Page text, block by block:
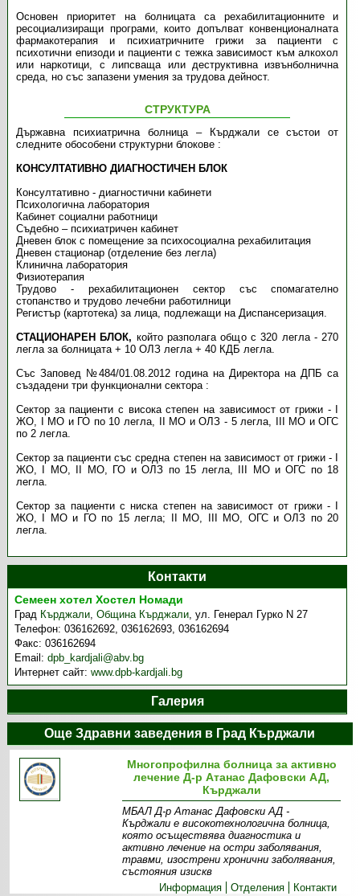
Основен приоритет на болницата са рехабилитационните и
ресоциализиращи програми, които допълват конвенционалната
фармакотерапия и психиатричните грижи за пациенти с
психотични епизоди и пациенти с тежка зависимост към алкохол
или наркотици, с липсваща или деструктивна извънболнична
среда, но със запазени умения за трудова дейност.
СТРУКТУРА
Държавна психиатрична болница – Кърджали се състои от
следните обособени структурни блокове :
КОНСУЛТАТИВНО ДИАГНОСТИЧЕН БЛОК
Консултативно - диагностични кабинети
Психологична лаборатория
Кабинет социални работници
Съдебно – психиатричен кабинет
Дневен блок с помещение за психосоциална рехабилитация
Дневен стационар (отделение без легла)
Клинична лаборатория
Физиотерапия
Трудово - рехабилитационен сектор със спомагателно
стопанство и трудово лечебни работилници
Регистър (картотека) за лица, подлежащи на Диспансеризация.
СТАЦИОНАРЕН БЛОК, който разполага общо с 320 легла - 270
легла за болницата + 10 ОЛЗ легла + 40 КДБ легла.
Със Заповед №484/01.08.2012 година на Директора на ДПБ са
създадени три функционални сектора :
Сектор за пациенти с висока степен на зависимост от грижи - I
ЖО, I МО и ГО по 10 легла, II МО и ОЛЗ - 5 легла, III МО и ОГС
по 2 легла.
Сектор за пациенти със средна степен на зависимост от грижи - I
ЖО, I МО, II МО, ГО и ОЛЗ по 15 легла, III МО и ОГС по 18
легла.
Сектор за пациенти с ниска степен на зависимост от грижи - I
ЖО, I МО и ГО по 15 легла; II МО, III МО, ОГС и ОЛЗ по 20
легла.
Контакти
Семеен хотел Хостел Номади
Град Кърджали,Община Кърджали,ул. Генерал Гурко N 27
Телефон:036162692, 036162693, 036162694
Факс:036162694
Email:dpb_kardjali@abv.bg
Интернет сайт:www.dpb-kardjali.bg
Галерия
Още Здравни заведения в Град Кърджали
Многопрофилна болница за активно
лечение Д-р Атанас Дафовски АД,
Кърджали
МБАЛ Д-р Атанас Дафовски АД -
Кърджали е високотехнологична болница,
която осъществява диагностика и
активно лечение на остри заболявания,
травми, изострени хронични заболявания,
състояния изискв
Информация
Отделения Контакти